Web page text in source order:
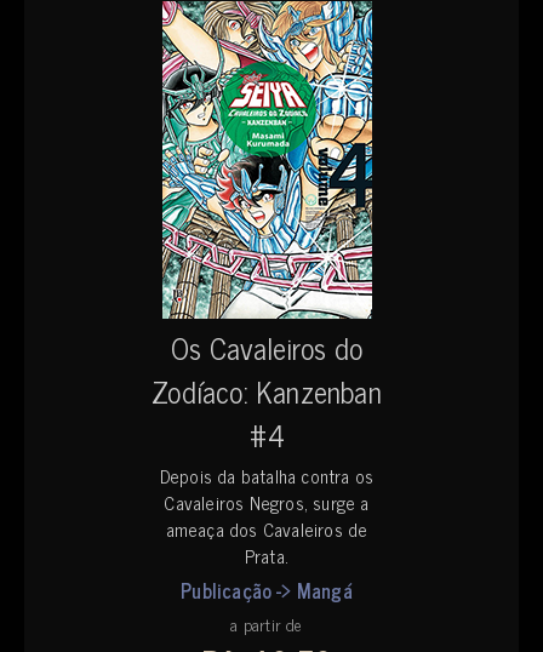
Os Cavaleiros do
Zodíaco: Kanzenban
#4
Depois da batalha contra os
Cavaleiros Negros, surge a
ameaça dos Cavaleiros de
Prata.
Publicação -> Mangá
a partir de